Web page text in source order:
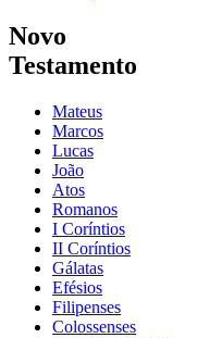
Novo
Testamento
Mateus
Marcos
Lucas
João
Atos
Romanos
I Coríntios
II Coríntios
Gálatas
Efésios
Filipenses
Colossenses